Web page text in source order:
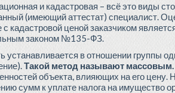
и кадастровая – всё это виды
(имеющий аттестат) специалист.
с кадастровой ценой заказчиком
законом №135-ФЗ.
устанавливается в отношении группы
Такой метод называют массовым.
объекта, влияющих на его цену.
сумм к уплате налога на имущество